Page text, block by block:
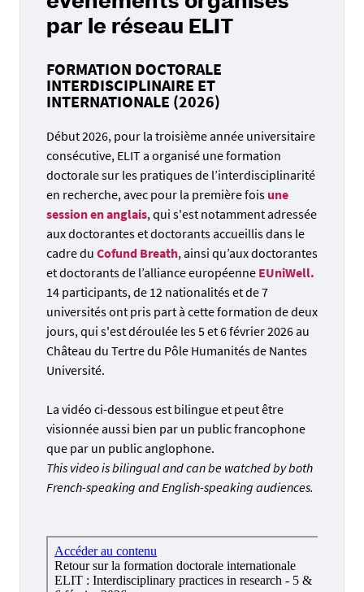
par le réseau ELIT
FORMATION DOCTORALE
INTERDISCIPLINAIRE ET
INTERNATIONALE (2026)
Début 2026, pour la troisième année universitaire
consécutive, ELIT a organisé une formation
doctorale sur les pratiques de l’interdisciplinarité
en recherche, avec pour la première fois une
session en anglais, qui s'est notamment adressée
aux doctorantes et doctorants accueillis dans le
cadre du Cofund Breath, ainsi qu’aux doctorantes
et doctorants de l’alliance européenne EUniWell.
14 participants, de 12 nationalités et de 7
universités ont pris part à cette formation de deux
jours, qui s'est déroulée les 5 et 6 février 2026 au
Château du Tertre du Pôle Humanités de Nantes
Université.
La vidéo ci-dessous est bilingue et peut être
visionnée aussi bien par un public francophone
que par un public anglophone.
This video is bilingual and can be watched by both
French-speaking and English-speaking audiences.